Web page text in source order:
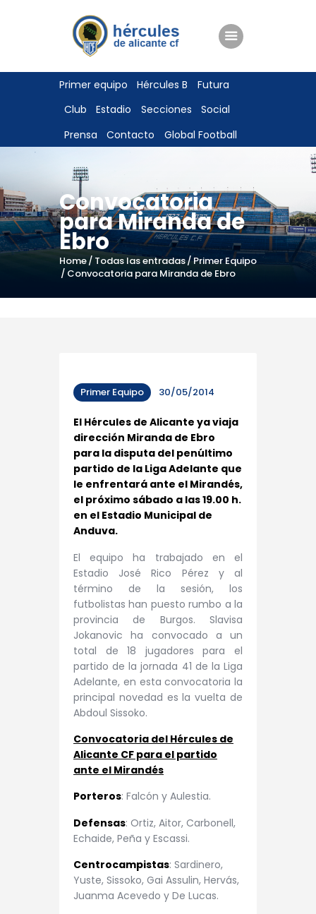
Primer equipo Hércules B
Futura
Club
Estadio Secciones
Social
Prensa
Contacto Global Football
Convocatoria
para Miranda de
Ebro
Home Todas las entradas Primer Equipo
Convocatoria para Miranda de Ebro
ENTRADAS
TIENDA
HÉRCULESCF100
Primer Equipo 30/05/2014
El Hércules de Alicante ya viaja
dirección Miranda de Ebro
para la disputa del penúltimo
partido de la Liga Adelante que
le enfrentará ante el Mirandés,
el próximo sábado a las 19.00 h.
en el Estadio Municipal de
Anduva.
El equipo ha trabajado en el
Estadio José Rico Pérez y al
término de la sesión, los
futbolistas han puesto rumbo a la
provincia de Burgos. Slavisa
Jokanovic ha convocado a un
total de 18 jugadores para el
partido de la jornada 41 de la Liga
Adelante, en esta convocatoria la
principal novedad es la vuelta de
Abdoul Sissoko.
Convocatoria del Hércules de
Alicante CF para el partido
ante el Mirandés
Porteros: Falcón y Aulestia.
Defensas: Ortiz, Aitor, Carbonell,
Echaide, Peña y Escassi.
Centrocampistas: Sardinero,
Yuste, Sissoko, Gai Assulin, Hervás,
Juanma Acevedo y De Lucas.